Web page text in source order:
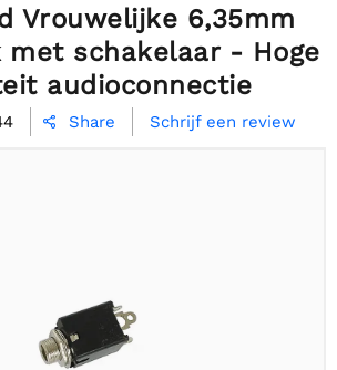
Vrouwelijke 6,35mm
met schakelaar - Hoge
audioconnectie
 Share Schrijf een review